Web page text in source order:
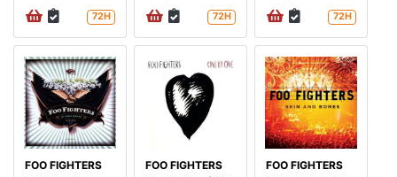
72H 72H 72H
FOO FIGHTERS
FOO FIGHTERS
FOO FIGHTERS